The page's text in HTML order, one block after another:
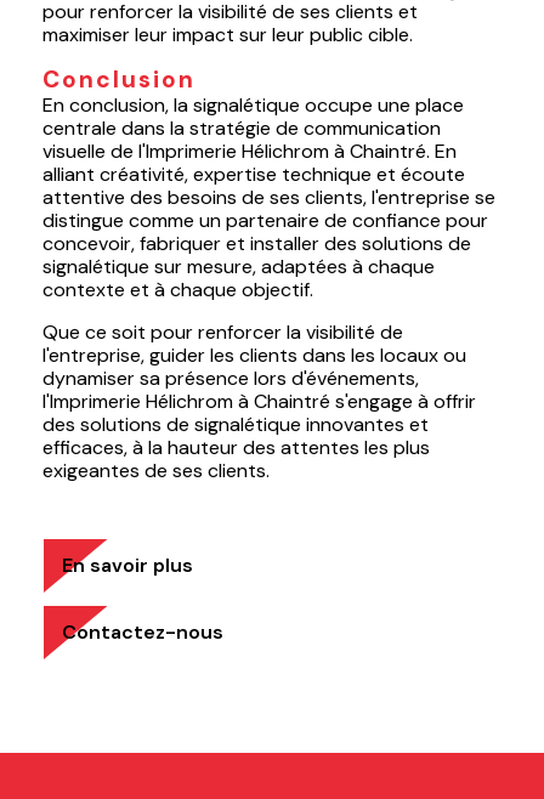
pour renforcer la visibilité de ses clients et
maximiser leur impact sur leur public cible.
Conclusion
En conclusion, la signalétique occupe une place
centrale dans la stratégie de communication
visuelle de l'Imprimerie Hélichrom à Chaintré. En
alliant créativité, expertise technique et écoute
attentive des besoins de ses clients, l'entreprise se
distingue comme un partenaire de confiance pour
concevoir, fabriquer et installer des solutions de
signalétique sur mesure, adaptées à chaque
contexte et à chaque objectif.
Que ce soit pour renforcer la visibilité de
l'entreprise, guider les clients dans les locaux ou
dynamiser sa présence lors d'événements,
l'Imprimerie Hélichrom à Chaintré s'engage à offrir
des solutions de signalétique innovantes et
efficaces, à la hauteur des attentes les plus
exigeantes de ses clients.
En savoir plus
Contactez-nous